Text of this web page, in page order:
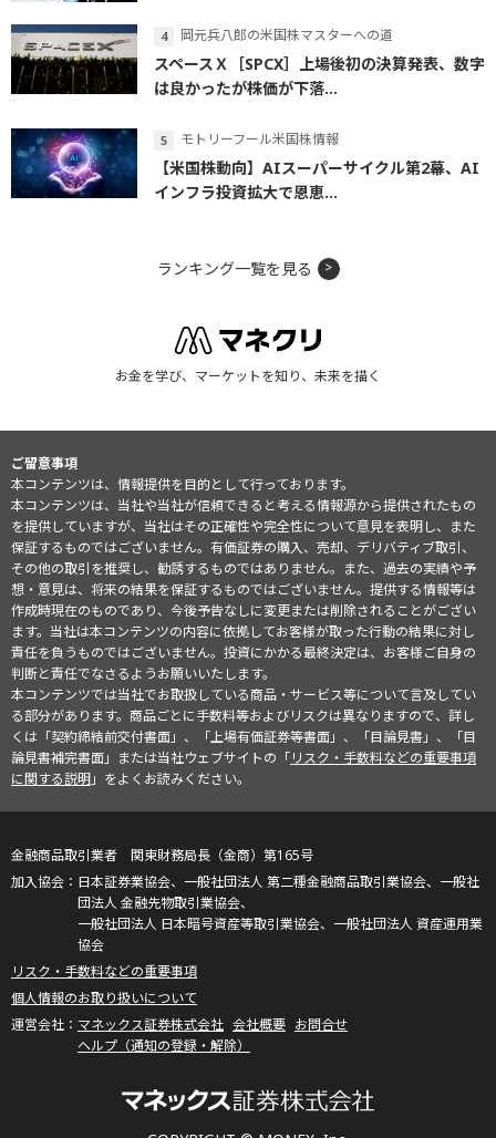
岡元兵八郎の米国株マスターへの道
スペースＸ［SPCX］上場後初の決算発表、数字
は良かったが株価が下落...
モトリーフール米国株情報
【米国株動向】AIスーパーサイクル第2幕、AI
インフラ投資拡大で恩恵...
ランキング一覧を見る
お金を学び、マーケットを知り、未来を描く
ご留意事項
本コンテンツは、情報提供を目的として行っております。
本コンテンツは、当社や当社が信頼できると考える情報源から提供されたもの
を提供していますが、当社はその正確性や完全性について意見を表明し、また
保証するものではございません。有価証券の購入、売却、デリバティブ取引、
その他の取引を推奨し、勧誘するものではありません。また、過去の実績や予
想・意見は、将来の結果を保証するものではございません。提供する情報等は
作成時現在のものであり、今後予告なしに変更または削除されることがござい
ます。当社は本コンテンツの内容に依拠してお客様が取った行動の結果に対し
責任を負うものではございません。投資にかかる最終決定は、お客様ご自身の
判断と責任でなさるようお願いいたします。
本コンテンツでは当社でお取扱している商品・サービス等について言及してい
る部分があります。商品ごとに手数料等およびリスクは異なりますので、詳し
くは「契約締結前交付書面」、「上場有価証券等書面」、「目論見書」、「目
論見書補完書面」または当社ウェブサイトの「リスク・手数料などの重要事項
に関する説明」をよくお読みください。
金融商品取引業者 関東財務局長（金商）第165号
日本証券業協会、一般社団法人 第二種金融商品取引業協会、一般社
団法人 金融先物取引業協会、
一般社団法人 日本暗号資産等取引業協会、一般社団法人 資産運用業
協会
リスク・手数料などの重要事項
個人情報のお取り扱いについて
マネックス証券株式会社 会社概要 お問合せ
ヘルプ（通知の登録・解除）